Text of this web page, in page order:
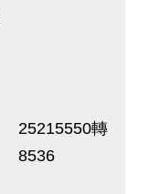
25215550轉
8536